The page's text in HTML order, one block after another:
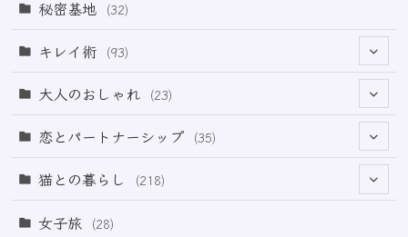
(69)
秘密基地 (32)
キレイ術 (93)
(32)
(49)
大人のおしゃれ (23)
(21)
(2)
恋とパートナーシップ (35)
(32)
(3)
猫との暮らし (218)
女子旅 (28)